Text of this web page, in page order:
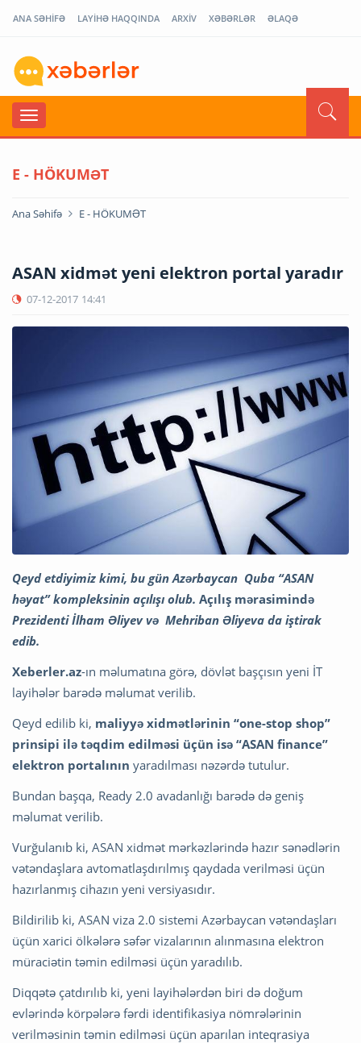
ANA SƏHİFƏ LAYİHƏ HAQQINDA ARXİV XƏBƏRLƏR ƏLAQƏ
E - HÖKUMƏT
Ana Səhifə E - HÖKUMƏT
ASAN xidmət yeni elektron portal yaradır
07-12-2017 14:41
Qeyd etdiyimiz kimi, bu gün Azərbaycan Quba “ASAN
həyat” kompleksinin açılışı olub. Açılış mərasimində
Prezidenti İlham Əliyev və Mehriban Əliyeva da iştirak
edib.
Xeberler.az-ın məlumatına görə, dövlət başçısın yeni İT
layihələr barədə məlumat verilib.
Qeyd edilib ki, maliyyə xidmətlərinin “one-stop shop”
prinsipi ilə təqdim edilməsi üçün isə “ASAN finance”
elektron portalının yaradılması nəzərdə tutulur.
Bundan başqa, Ready 2.0 avadanlığı barədə də geniş
məlumat verilib.
Vurğulanıb ki, ASAN xidmət mərkəzlərində hazır sənədlərin
vətəndaşlara avtomatlaşdırılmış qaydada verilməsi üçün
hazırlanmış cihazın yeni versiyasıdır.
Bildirilib ki, ASAN viza 2.0 sistemi Azərbaycan vətəndaşları
üçün xarici ölkələrə səfər vizalarının alınmasına elektron
müraciətin təmin edilməsi üçün yaradılıb.
Diqqətə çatdırılıb ki, yeni layihələrdən biri də doğum
evlərində körpələrə fərdi identifikasiya nömrələrinin
verilməsinin təmin edilməsi üçün aparılan inteqrasiya